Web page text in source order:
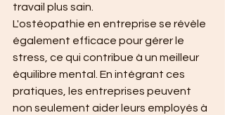
travail plus sain.
L'ostéopathie en entreprise se révèle
également efficace pour gérer le
stress, ce qui contribue à un meilleur
équilibre mental. En intégrant ces
pratiques, les entreprises peuvent
non seulement aider leurs employés à